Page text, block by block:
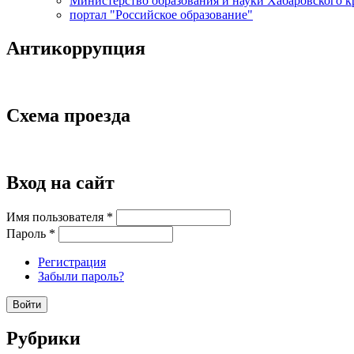
портал "Российское образование"
Антикоррупция
Схема проезда
Вход на сайт
Имя пользователя *
Пароль *
Регистрация
Забыли пароль?
Рубрики